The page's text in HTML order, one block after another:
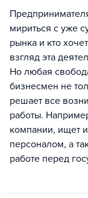
мириться с уже
рынка и кто
взгляд эта
Но любая
бизнесмен не
решает все
работы.
компании, ищет
персоналом, а
работе перед